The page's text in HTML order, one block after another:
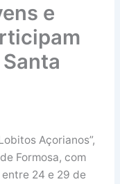
e
Açorianos”,
Formosa, com
24 e 29 de